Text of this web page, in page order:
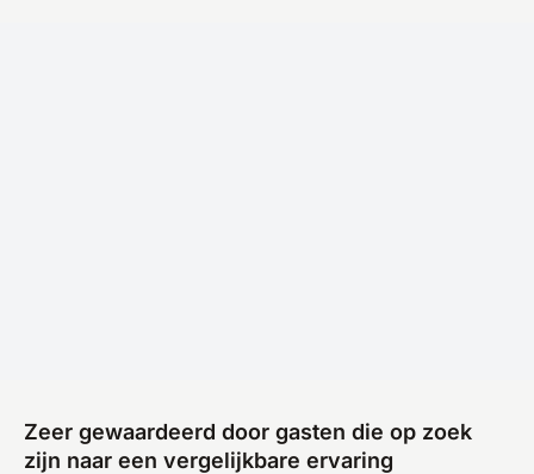
Zeer gewaardeerd door gasten die op zoek
zijn naar een vergelijkbare ervaring